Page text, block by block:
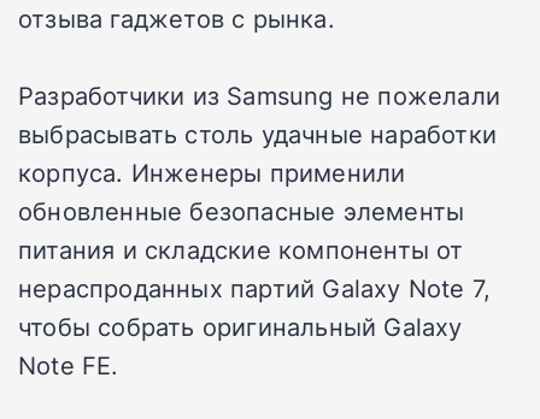
отзыва гаджетов с рынка.
Разработчики из Samsung не пожелали
выбрасывать столь удачные наработки
корпуса. Инженеры применили
обновленные безопасные элементы
питания и складские компоненты от
нераспроданных партий Galaxy Note 7,
чтобы собрать оригинальный Galaxy
Note FE.